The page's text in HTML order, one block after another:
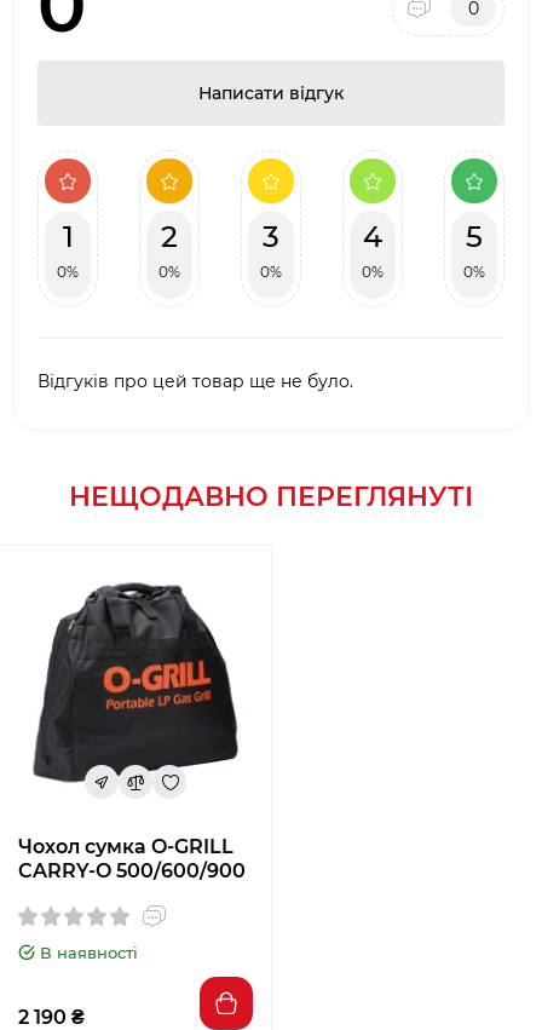
0
Написати відгук
1
0%
2
0%
3
0%
4
0%
5
0%
Відгуків про цей товар ще не було.
НЕЩОДАВНО ПЕРЕГЛЯНУТІ
Чохол сумка O-GRILL
CARRY-O 500/600/900
В наявності
2 190 ₴